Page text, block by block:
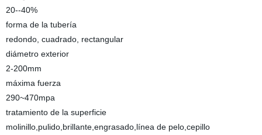
20--40%
forma de la tubería
redondo, cuadrado, rectangular
diámetro exterior
2-200mm
máxima fuerza
290~470mpa
tratamiento de la superficie
molinillo,pulido,brillante,engrasado,línea de pelo,cepillo